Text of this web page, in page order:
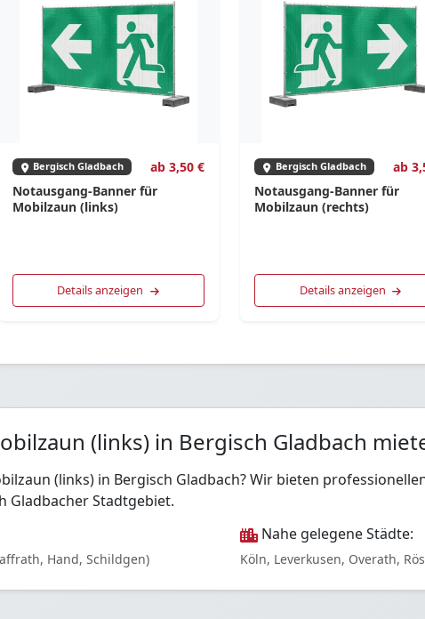
Bergisch Gladbach
ab 3,50 €
Notausgang-Banner für
Mobilzaun (links)
Details anzeigen
Bergisch Gladbach
ab
Notausgang-Banner für
Mobilzaun (rechts)
Details anzeigen
(links) in Bergisch Gladbach
(links) in Bergisch Gladbach? Wir bieten
Gladbacher Stadtgebiet.
Hand, Schildgen)
Nahe gelegene Städte:
Köln, Leverkusen, Overath,